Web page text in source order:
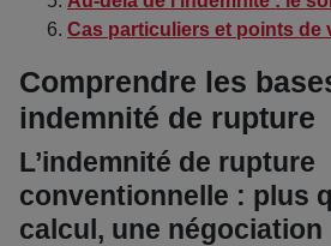
Cas particuliers et points de
Comprendre les
indemnité de rupture
L’indemnité de rupture
conventionnelle : plus
calcul, une négociation